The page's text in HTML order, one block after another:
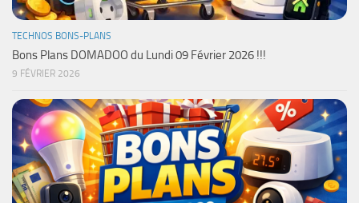
TECHNOS BONS-PLANS
Bons Plans DOMADOO du Lundi 09 Février 2026 !!!
9 FÉVRIER 2026